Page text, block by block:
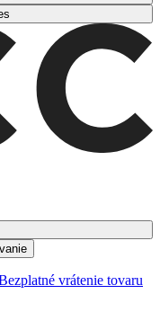
vrátenie tovaru